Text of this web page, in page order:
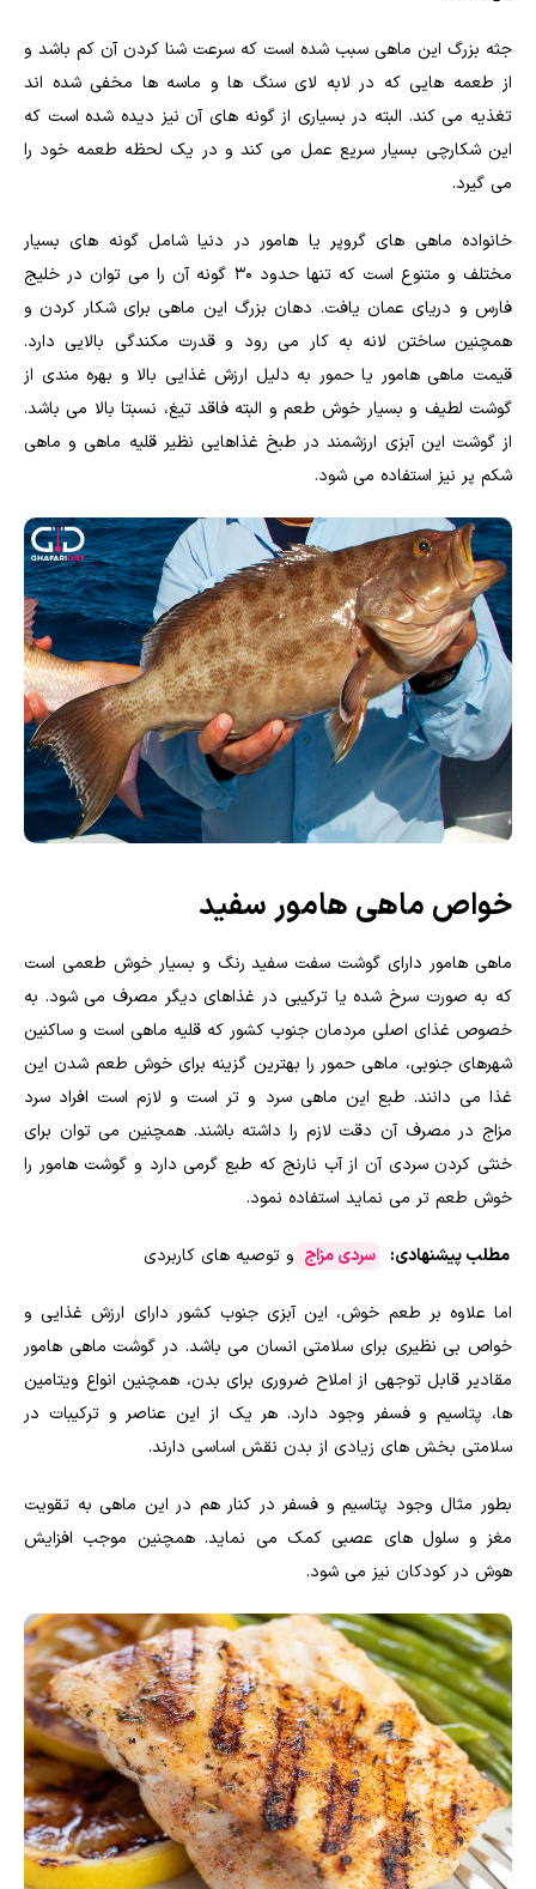
جثه بزرگ این ماهی سبب شده است که سرعت شنا کردن آن کم باشد و
از طعمه هایی که در لابه لای سنگ ها و ماسه ها مخفی شده اند
تغذیه می کند. البته در بسیاری از گونه های آن نیز دیده شده است که
این شکارچی بسیار سریع عمل می کند و در یک لحظه طعمه خود را
می گیرد.
خانواده ماهی های گروپر یا هامور در دنیا شامل گونه های بسیار
مختلف و متنوع است که تنها حدود ۳۰ گونه آن را می توان در خلیج
فارس و دریای عمان یافت. دهان بزرگ این ماهی برای شکار کردن و
همچنین ساختن لانه به کار می رود و قدرت مکندگی بالایی دارد.
قیمت ماهی هامور یا حمور به دلیل ارزش غذایی بالا و بهره مندی از
گوشت لطیف و بسیار خوش طعم و البته فاقد تیغ، نسبتا بالا می باشد.
از گوشت این آبزی ارزشمند در طبخ غذاهایی نظیر قلیه ماهی و ماهی
شکم پر نیز استفاده می شود.
خواص ماهی هامور سفید
ماهی هامور دارای گوشت سفت سفید رنگ و بسیار خوش طعمی است
که به صورت سرخ شده یا ترکیبی در غذاهای دیگر مصرف می شود. به
خصوص غذای اصلی مردمان جنوب کشور که قلیه ماهی است و ساکنین
شهرهای جنوبی، ماهی حمور را بهترین گزینه برای خوش طعم شدن این
غذا می دانند. طبع این ماهی سرد و تر است و لازم است افراد سرد
مزاج در مصرف آن دقت لازم را داشته باشند. همچنین می توان برای
خنثی کردن سردی آن از آب نارنج که طبع گرمی دارد و گوشت هامور را
خوش طعم تر می نماید استفاده نمود.
مطلب پیشنهادی: سردی مزاج و توصیه های کاربردی
اما علاوه بر طعم خوش، این آبزی جنوب کشور دارای ارزش غذایی و
خواص بی نظیری برای سلامتی انسان می باشد. در گوشت ماهی هامور
مقادیر قابل توجهی از املاح ضروری برای بدن، همچنین انواع ویتامین
ها، پتاسیم و فسفر وجود دارد. هر یک از این عناصر و ترکیبات در
سلامتی بخش های زیادی از بدن نقش اساسی دارند.
بطور مثال وجود پتاسیم و فسفر در کنار هم در این ماهی به تقویت
مغز و سلول های عصبی کمک می نماید. همچنین موجب افزایش
هوش در کودکان نیز می شود.